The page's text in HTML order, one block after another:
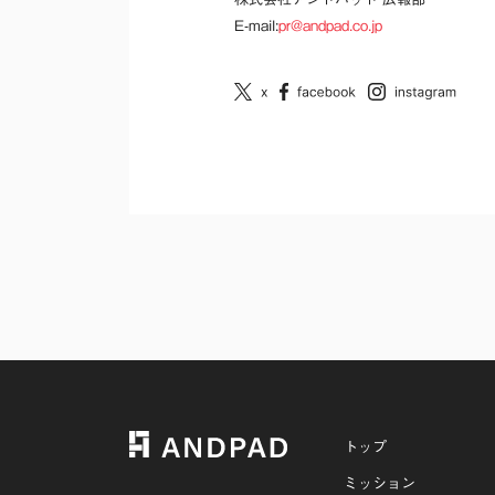
E-mail:pr@andpad.co.jp
トップ
ミッション